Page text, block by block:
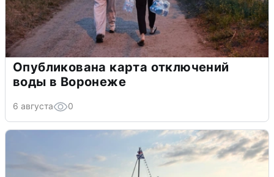
Опубликована карта отключений
воды в Воронеже
6 августа 0